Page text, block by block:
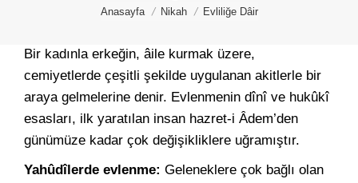
You are here:
Anasayfa Nikah Evliliğe Dâir
Bir kadınla erkeğin, âile kurmak üzere,
cemiyetlerde çeşitli şekilde uygulanan akitlerle bir
araya gelmelerine denir. Evlenmenin dînî ve hukûkî
esasları, ilk yaratılan insan hazret-i Âdem’den
günümüze kadar çok değişikliklere uğramıştır.
Yahûdîlerde evlenme: Geleneklere çok bağlı olan